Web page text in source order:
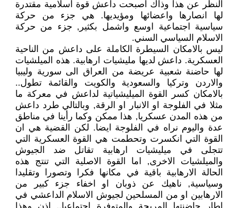
النظر عن هذا وذاك اصبحت داعش قوة اسلامية مقتدرة
لها انصارها واعضائها ومؤيديها. هي جزء من حركة
سياسية اجتماعية اوسع واشمل بكثير, جزء من حركة
الاسلام السياسي السني.
ليس بالامكان السيطرة الكاملة على داعش من الناحية
العسكرية. داعش لديها مليشيات ارهابية. هذه الميلشيات
لها حاضنة شعبية عريضة من العراق الى سورية وليبيا
والاردن وتركيا والسعودية والكويت والقائمة تطول..
بالامكان كسر القوة الميليشياتية لداعش في معركة ما
مثلا في الفلوجة او الانبار او الرقة, وبالتالي طرد داعش
من هذه المدن عسكريا, هذا ممكن وكما رأينا في مناطق
عدة واليوم نراه في الفلوجة ايضا. لكن القضية هي ان
القوة التي انكسرت وتحطمت هي القوة العسكرية التي
تتجلى في ميليشيات ارهابية تقاتل ضد الجيوش
والميلشيات الاخرى, اما القوة الاصلية التي تنتج هذه
الحالة الارهابية باقية في مكانها فكرا وتصورا وتقليدا
وسياسية, ناهيك عن ذوبان او اخفاء جزء كبير من
الارهابين او من المسلحين لجيوش الاسلام الداعشي في